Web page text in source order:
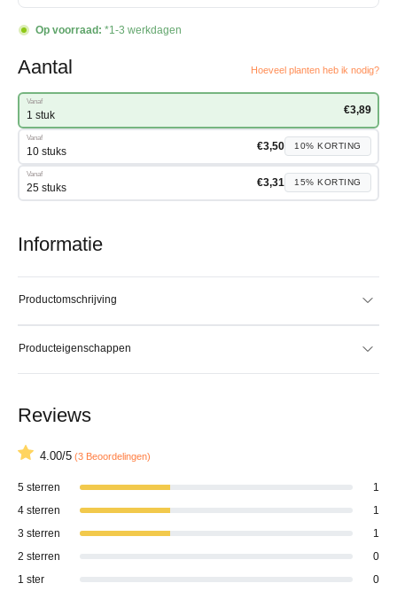
Op voorraad: *1-3 werkdagen
Aantal Hoeveel planten heb ik nodig?
Vanaf
1 stuk €3,89
Vanaf
10 stuks €3,50 10% KORTING
Vanaf
25 stuks €3,31 15% KORTING
Informatie
Productomschrijving
Producteigenschappen
Reviews
4.00/5 (3 Beoordelingen)
5 sterren
1
4 sterren
1
3 sterren
1
2 sterren
0
1 ster
0